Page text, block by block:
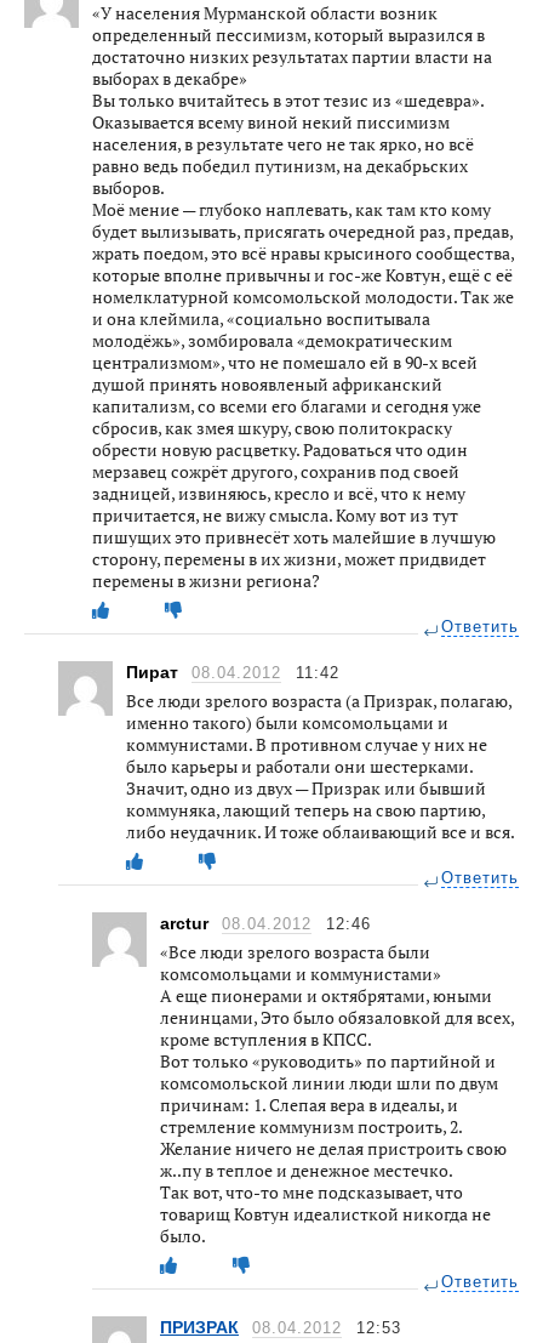
«У населения Мурманской области возник
определенный пессимизм, который выразился в
достаточно низких результатах партии власти на
выборах в декабре»
Вы только вчитайтесь в этот тезис из «шедевра».
Оказывается всему виной некий писсимизм
населения, в результате чего не так ярко, но всё
равно ведь победил путинизм, на декабрьских
выборов.
Моё мение — глубоко наплевать, как там кто кому
будет вылизывать, присягать очередной раз, предав,
жрать поедом, это всё нравы крысиного сообщества,
которые вполне привычны и гос-же Ковтун, ещё с её
номелклатурной комсомольской молодости. Так же
и она клеймила, «социально воспитывала
молодёжь», зомбировала «демократическим
централизмом», что не помешало ей в 90-х всей
душой принять новоявленый африканский
капитализм, со всеми его благами и сегодня уже
сбросив, как змея шкуру, свою политокраску
обрести новую расцветку. Радоваться что один
мерзавец сожрёт другого, сохранив под своей
задницей, извиняюсь, кресло и всё, что к нему
причитается, не вижу смысла. Кому вот из тут
пишущих это привнесёт хоть малейшие в лучшую
сторону, перемены в их жизни, может придвидет
перемены в жизни региона?
Ответить
Пират 08.04.2012 11:42
Все люди зрелого возраста (а Призрак, полагаю,
именно такого) были комсомольцами и
коммунистами. В противном случае у них не
было карьеры и работали они шестерками.
Значит, одно из двух — Призрак или бывший
коммуняка, лающий теперь на свою партию,
либо неудачник. И тоже облаивающий все и вся.
Ответить
arctur 08.04.2012 12:46
«Все люди зрелого возраста были
комсомольцами и коммунистами»
А еще пионерами и октябрятами, юными
ленинцами, Это было обязаловкой для всех,
кроме вступления в КПСС.
Вот только «руководить» по партийной и
комсомольской линии люди шли по двум
причинам: 1. Слепая вера в идеалы, и
стремление коммунизм построить, 2.
Желание ничего не делая пристроить свою
ж..пу в теплое и денежное местечко.
Так вот, что-то мне подсказывает, что
товарищ Ковтун идеалисткой никогда не
было.
Ответить
ПРИЗРАК 08.04.2012 12:53